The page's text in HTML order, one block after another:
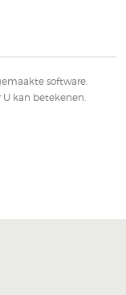
software.
kan betekenen.